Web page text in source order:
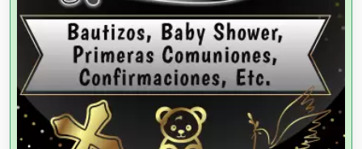
Alarmas
Albercas
Alimentos